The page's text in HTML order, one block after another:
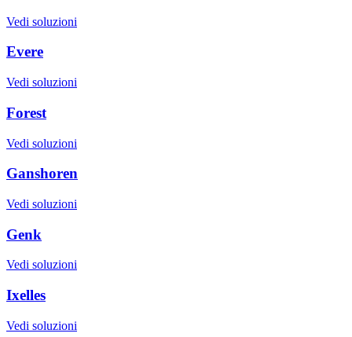
Vedi soluzioni
Evere
Vedi soluzioni
Forest
Vedi soluzioni
Ganshoren
Vedi soluzioni
Genk
Vedi soluzioni
Ixelles
Vedi soluzioni